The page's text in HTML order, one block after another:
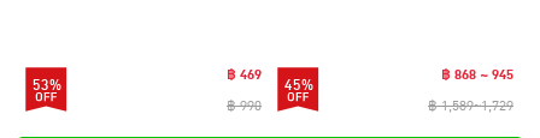
53%
฿ 469
฿ 990
45%
฿ 868 ~ 945
฿ 1,589~1,729